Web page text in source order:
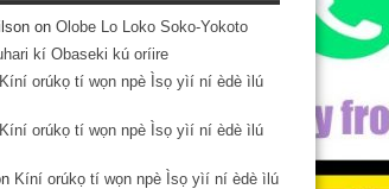
on Olobe Lo Loko Soko-Yokoto
kí Obaseki kú oríire
Kíní orúkọ tí wọn npè Ìsọ yìí ní èdè ìlú
Kíní orúkọ tí wọn npè Ìsọ yìí ní èdè ìlú
Kíní orúkọ tí wọn npè Ìsọ yìí ní èdè ìlú